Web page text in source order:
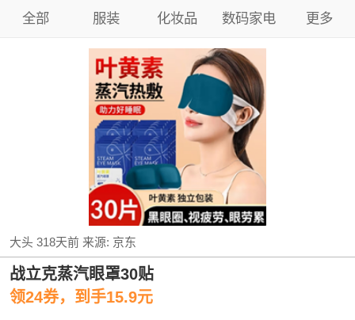
全部 服装 化妆品 数码家电 更多
大头 318天前来源: 京东
战立克蒸汽眼罩30贴
领24券，到手15.9元